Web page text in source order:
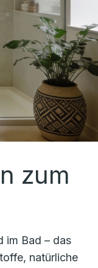
zum
im Bad – das
natürliche